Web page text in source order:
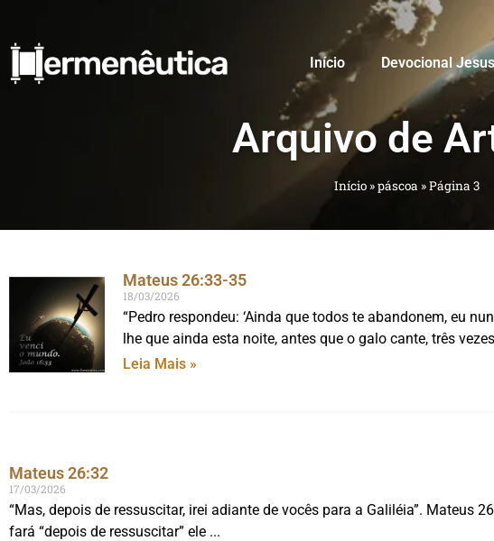
Início Devocional
Arquivo de
Início»páscoa »Página 3
Mateus 26:33-35
18/03/2026
“Pedro respondeu: ‘Ainda que todos te abandonem, eu
lhe que ainda esta noite, antes que o galo cante, três vezes
Leia Mais »
Mateus 26:32
17/03/2026
“Mas, depois de ressuscitar, irei adiante de vocês para a Galiléia”. Mateus
fará “depois de ressuscitar” ele